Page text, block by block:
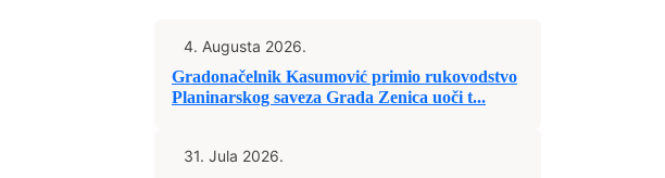
4. Augusta 2026.
Gradonačelnik Kasumović primio rukovodstvo
Planinarskog saveza Grada Zenica uoči t...
31. Jula 2026.